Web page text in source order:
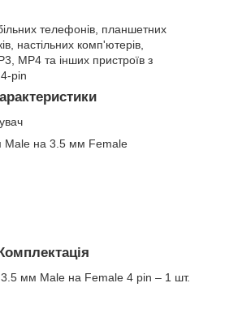
телефонів, планшетних
настільних комп'ютерів,
MP4 та інших пристроїв з
pin
Male на 3.5 мм Female
3.5 мм Male на Female 4 pin – 1 шт.